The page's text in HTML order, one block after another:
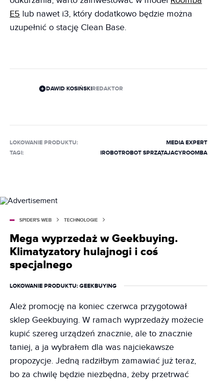
E5 lub nawet i3, który dodatkowo będzie można
uzupełnić o stację Clean Base.
DAWID KOSIŃSKIREDAKTOR
LOKOWANIE PRODUKTU:
MEDIA EXPERT
TAGI:
IROBOTROBOT SPRZĄTAJACYROOMBA
SPIDER'S WEB TECHNOLOGIE
Mega wyprzedaż w Geekbuying.
Klimatyzatory hulajnogi i coś
specjalnego
LOKOWANIE PRODUKTU: GEEKBUYING
Ależ promocję na koniec czerwca przygotował
sklep Geekbuying. W ramach wyprzedaży możecie
kupić szereg urządzeń znacznie, ale to znacznie
taniej, a ja wybrałem dla was najciekawsze
propozycje. Jedną radziłbym zamawiać już teraz,
bo za chwilę będzie niezbędna, żeby przetrwać